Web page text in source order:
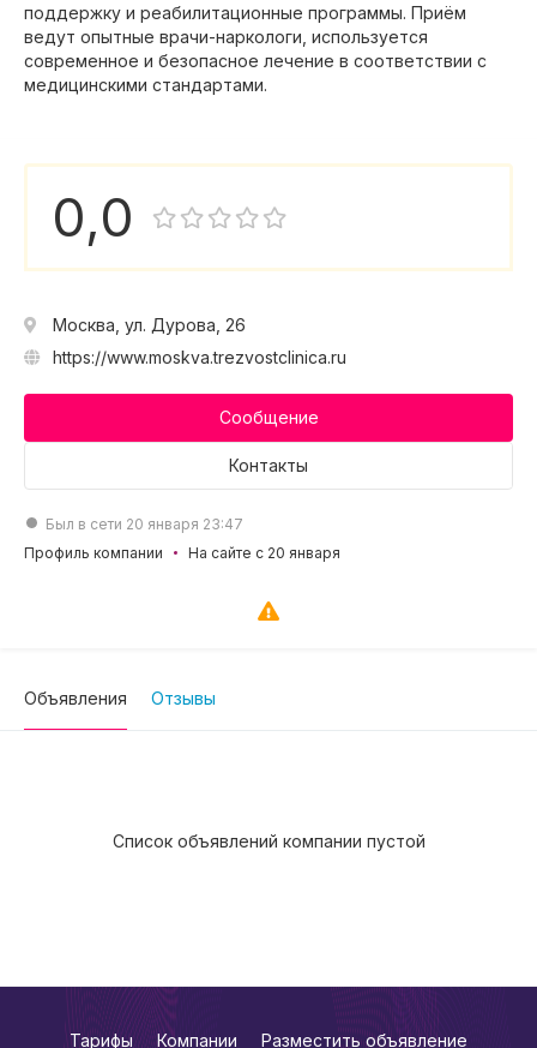
поддержку и реабилитационные программы. Приём
ведут опытные врачи-наркологи, используется
современное и безопасное лечение в соответствии с
медицинскими стандартами.
0,0
Москва, ул. Дурова, 26
https://www.moskva.trezvostclinica.ru
Сообщение
Контакты
Был в сети 20 января 23:47
Профиль компании
На сайте с 20 января
Объявления Отзывы
Список объявлений компании пустой
Тарифы Компании Разместить объявление